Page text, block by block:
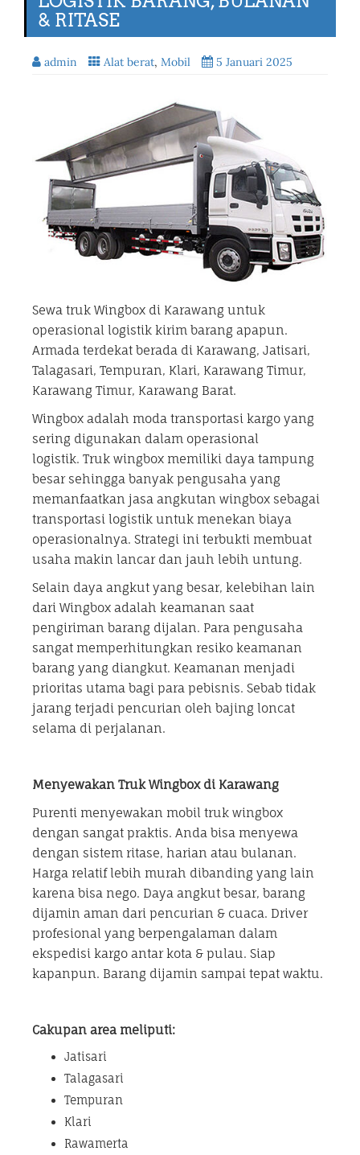
& RITASE
admin Alat berat, Mobil 5 Januari 2025
Sewa truk Wingbox di Karawang untuk
operasional logistik kirim barang apapun.
Armada terdekat berada di Karawang, Jatisari,
Talagasari, Tempuran, Klari, Karawang Timur,
Karawang Timur, Karawang Barat.
Wingbox adalah moda transportasi kargo yang
sering digunakan dalam operasional
logistik. Truk wingbox memiliki daya tampung
besar sehingga banyak pengusaha yang
memanfaatkan jasa angkutan wingbox sebagai
transportasi logistik untuk menekan biaya
operasionalnya. Strategi ini terbukti membuat
usaha makin lancar dan jauh lebih untung.
Selain daya angkut yang besar, kelebihan lain
dari Wingbox adalah keamanan saat
pengiriman barang dijalan. Para pengusaha
sangat memperhitungkan resiko keamanan
barang yang diangkut. Keamanan menjadi
prioritas utama bagi para pebisnis. Sebab tidak
jarang terjadi pencurian oleh bajing loncat
selama di perjalanan.
Menyewakan Truk Wingbox di Karawang
Purenti menyewakan mobil truk wingbox
dengan sangat praktis. Anda bisa menyewa
dengan sistem ritase, harian atau bulanan.
Harga relatif lebih murah dibanding yang lain
karena bisa nego. Daya angkut besar, barang
dijamin aman dari pencurian & cuaca. Driver
profesional yang berpengalaman dalam
ekspedisi kargo antar kota & pulau. Siap
kapanpun. Barang dijamin sampai tepat waktu.
Cakupan area meliputi:
Jatisari
Talagasari
Tempuran
Klari
Rawamerta